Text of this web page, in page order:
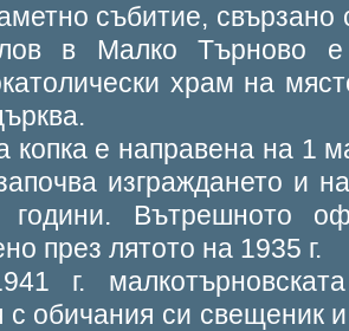
събитие,
в Малко Търново е
храм на
копка е направена на 1
изграждането и
години. Вътрешното
през лятото на 1935 г.
г.
с обичания си свещеник